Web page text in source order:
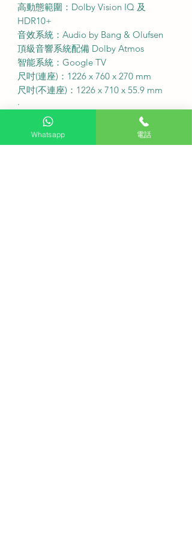
高動態範圍：Dolby Vision IQ 及
HDR10+
音效系統：Audio by Bang & Olufsen
頂級音響系統配備 Dolby Atmos
智能系統：Google TV
尺吋(連座)：1226 x 760 x 270 mm
尺吋(不連座)：1226 x 710 x 55.9 mm
·
免費座檯安裝：購買此產品可享免費
座檯安裝服務
送貨費用：不收費 (偏遠地區或需額外
Whatsapp 電話